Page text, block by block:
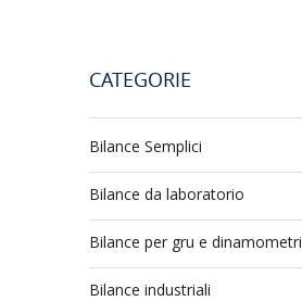
CATEGORIE
Bilance Semplici
Bilance da laboratorio
Bilance per gru e dinamometri
Bilance industriali